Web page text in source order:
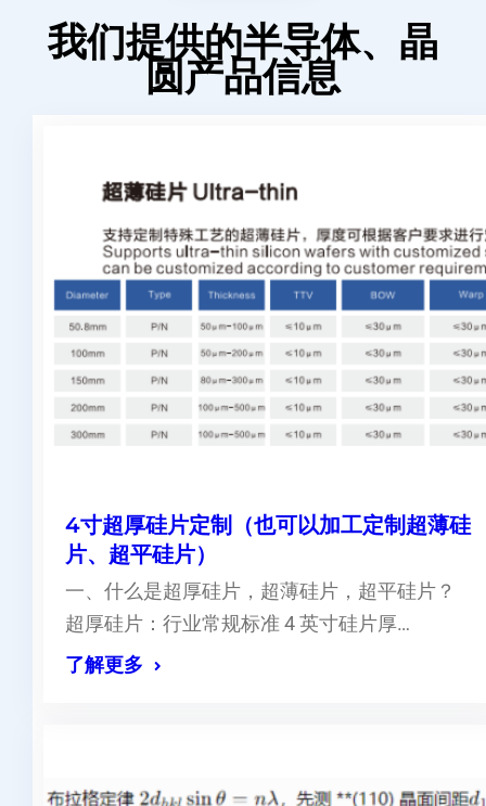
我们提供的半导体、晶
圆产品信息
4寸超厚硅片定制（也可以加工定制超薄硅
片、超平硅片）
一、什么是超厚硅片，超薄硅片，超平硅片？
超厚硅片：行业常规标准 4 英寸硅片厚…
了解更多